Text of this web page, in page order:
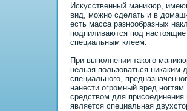
Искусственный маникюр,
вид, можно сделать и в
есть масса разнообразных
подпиливаются под настоящие
специальным клеем.
Пpи выполнении такого
нельзя пользоваться никаким
специального,
нанести огромный вред
средством для пpисоединения
является специальная